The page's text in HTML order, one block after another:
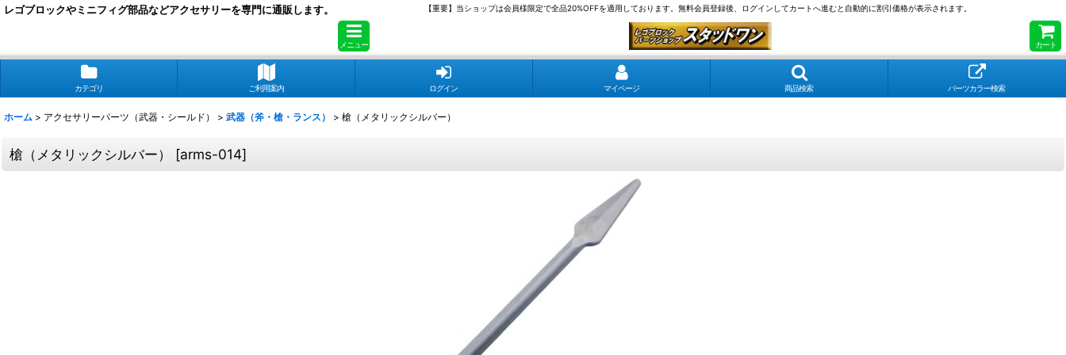
レゴブロックやミニフィグ部品などアクセサリーを専門に通販します。 【重要】当ショップは会員様限定で全品20%OFFを適用しております。無料会員登録後、ログインしてカートへ進むと自動的に割引価格が表示されます。
メニュー カート
カテゴリ ご利用案内 ログイン マイページ 商品検索 パーツカラー検索
ホーム > アクセサリーパーツ（武器・シールド） > 武器（斧・槍・ランス） > 槍（メタリックシルバー）
槍（メタリックシルバー） [arms-014]